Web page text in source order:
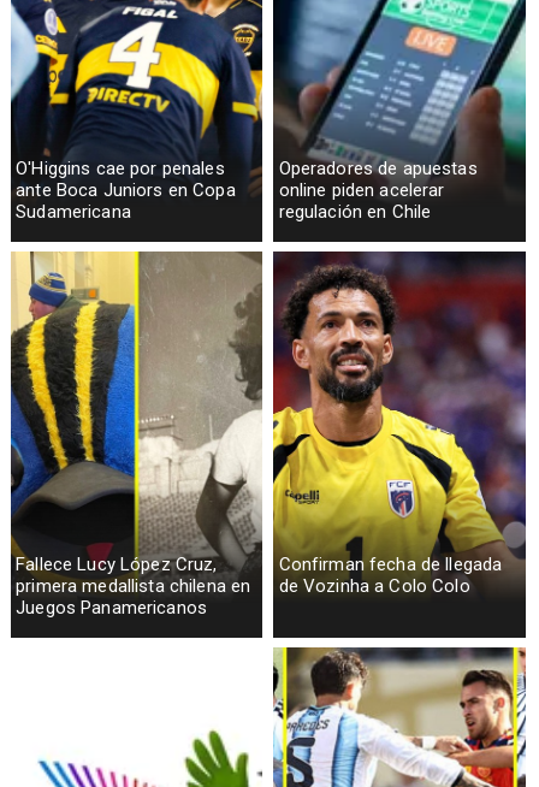
O'Higgins cae por penales
ante Boca Juniors en Copa
Sudamericana
Operadores de apuestas
online piden acelerar
regulación en Chile
Fallece Lucy López Cruz,
primera medallista chilena en
Juegos Panamericanos
Confirman fecha de llegada
de Vozinha a Colo Colo